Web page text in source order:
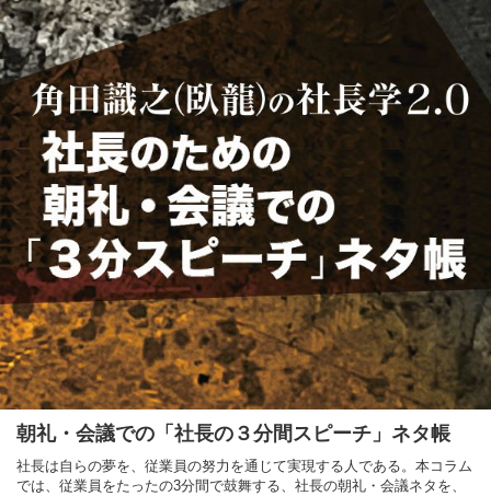
朝礼・会議での「社長の３分間スピーチ」ネタ帳
社長は自らの夢を、従業員の努力を通じて実現する人である。本コラム
では、従業員をたったの3分間で鼓舞する、社長の朝礼・会議ネタを、